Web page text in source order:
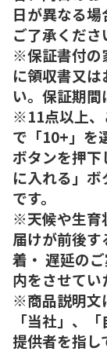
日が異なる
ご了承くださ
※保証書付の
に領収書又
い。保証期間
※11点以上、
で「10+」を
ボタンを押下
に入れる」
です。
※天候や生育
届けが前後
着・ 遅延の
内をさせてい
※商品説明文
「当社」、
提供者を指し